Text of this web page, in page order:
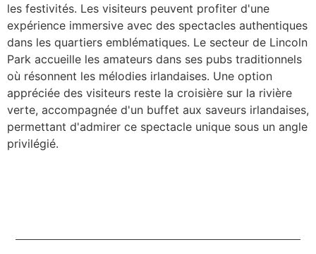
les festivités. Les visiteurs peuvent profiter d'une
expérience immersive avec des spectacles authentiques
dans les quartiers emblématiques. Le secteur de Lincoln
Park accueille les amateurs dans ses pubs traditionnels
où résonnent les mélodies irlandaises. Une option
appréciée des visiteurs reste la croisière sur la rivière
verte, accompagnée d'un buffet aux saveurs irlandaises,
permettant d'admirer ce spectacle unique sous un angle
privilégié.